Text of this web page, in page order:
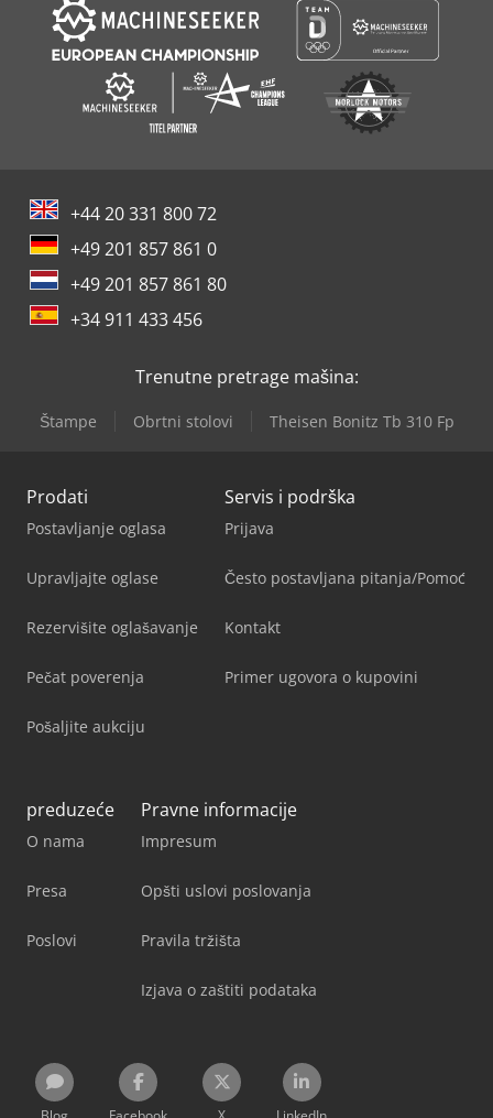
+44 20 331 800 72
+49 201 857 861 0
+49 201 857 861 80
+34 911 433 456
Trenutne pretrage mašina:
Štampe Obrtni stolovi Theisen Bonitz Tb 310 Fp
Prodati
Postavljanje oglasa
Upravljajte oglase
Rezervišite oglašavanje
Pečat poverenja
Pošaljite aukciju
Servis i podrška
Prijava
Često postavljana pitanja/Pomoć
Kontakt
Primer ugovora o kupovini
preduzeće
O nama
Presa
Poslovi
Pravne informacije
Impresum
Opšti uslovi poslovanja
Pravila tržišta
Izjava o zaštiti podataka